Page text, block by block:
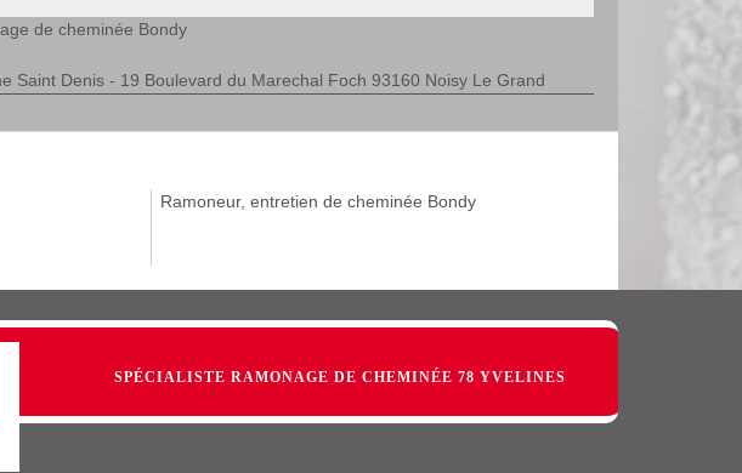
de cheminée Bondy
Saint Denis - 19 Boulevard du Marechal Foch 93160 Noisy Le Grand
Ramoneur, entretien de cheminée Bondy
SPÉCIALISTE RAMONAGE DE CHEMINÉE 78 YVELINES